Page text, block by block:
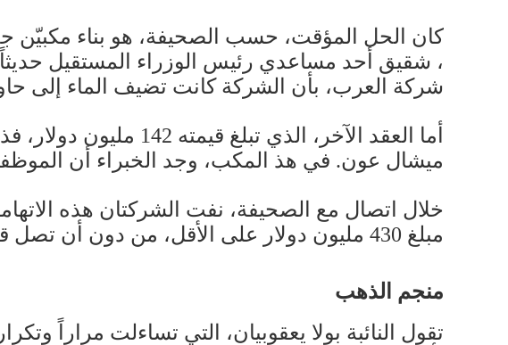
، شقيق أحد مساعدي رئيس الوزراء المستقيل
شركة العرب، بأن الشركة كانت تضيف الماء إلى
أما العقد الآخر،
ميشال عون. في هذ المكب، وجد الخبراء أن
خلال اتصال مع الصحيفة، نفت الشركتان هذه
مبلغ 430 مليون دولار على الأقل، من دون أن تصل قضية النفايات إلى أي حل.
منجم الذهب
تقول النائبة بولا يعقوبيان، التي تساءلت مراراً